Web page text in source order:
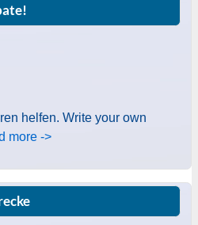
helfen. Write your own
more ->